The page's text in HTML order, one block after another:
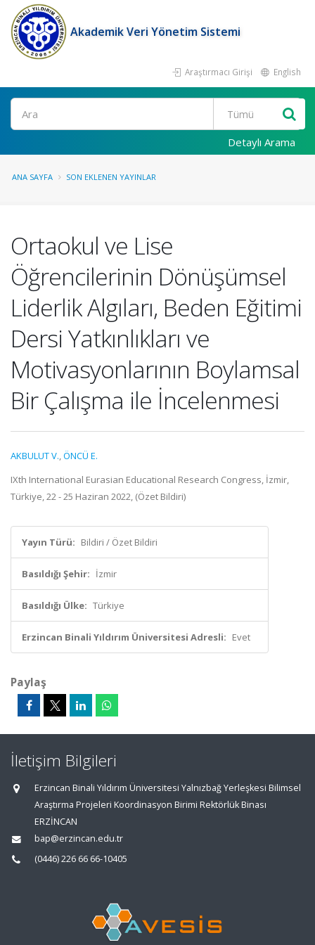
Akademik Veri Yönetim Sistemi
Araştırmacı Girişi English
Ara
Detaylı Arama
ANA SAYFA SON EKLENEN YAYINLAR
Ortaokul ve Lise
Öğrencilerinin Dönüşümsel
Liderlik Algıları, Beden Eğitimi
Dersi Yatkınlıkları ve
Motivasyonlarının Boylamsal
Bir Çalışma ile İncelenmesi
AKBULUT V.,ÖNCÜ E.
IXth International Eurasian Educational Research Congress, İzmir,
Türkiye, 22 - 25 Haziran 2022, (Özet Bildiri)
Yayın Türü: Bildiri / Özet Bildiri
Basıldığı Şehir: İzmir
Basıldığı Ülke: Türkiye
Erzincan Binali Yıldırım Üniversitesi Adresli: Evet
Paylaş
İletişim Bilgileri
Erzincan Binali Yıldırım Üniversitesi Yalnızbağ Yerleşkesi Bilimsel
Araştırma Projeleri Koordinasyon Birimi Rektörlük Binası
ERZİNCAN
bap@erzincan.edu.tr
(0446) 226 66 66-10405